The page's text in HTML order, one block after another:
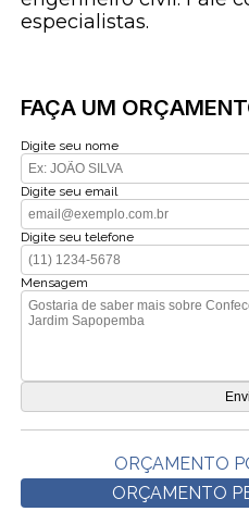
especialistas.
FAÇA UM
Digite seu nome
Digite seu email
Digite seu telefone
Mensagem
ORÇAMENTO
ORÇAMENTO